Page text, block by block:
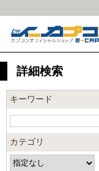
詳細検索
キーワード
カテゴリ